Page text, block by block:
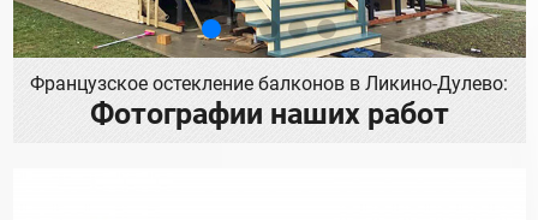
Французское остекление балконов в Ликино-Дулево:
Фотографии наших работ